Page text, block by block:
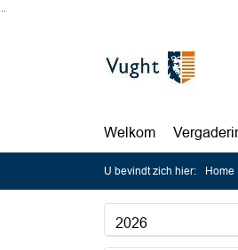
Welkom
U bevindt zich hier: Home
2026